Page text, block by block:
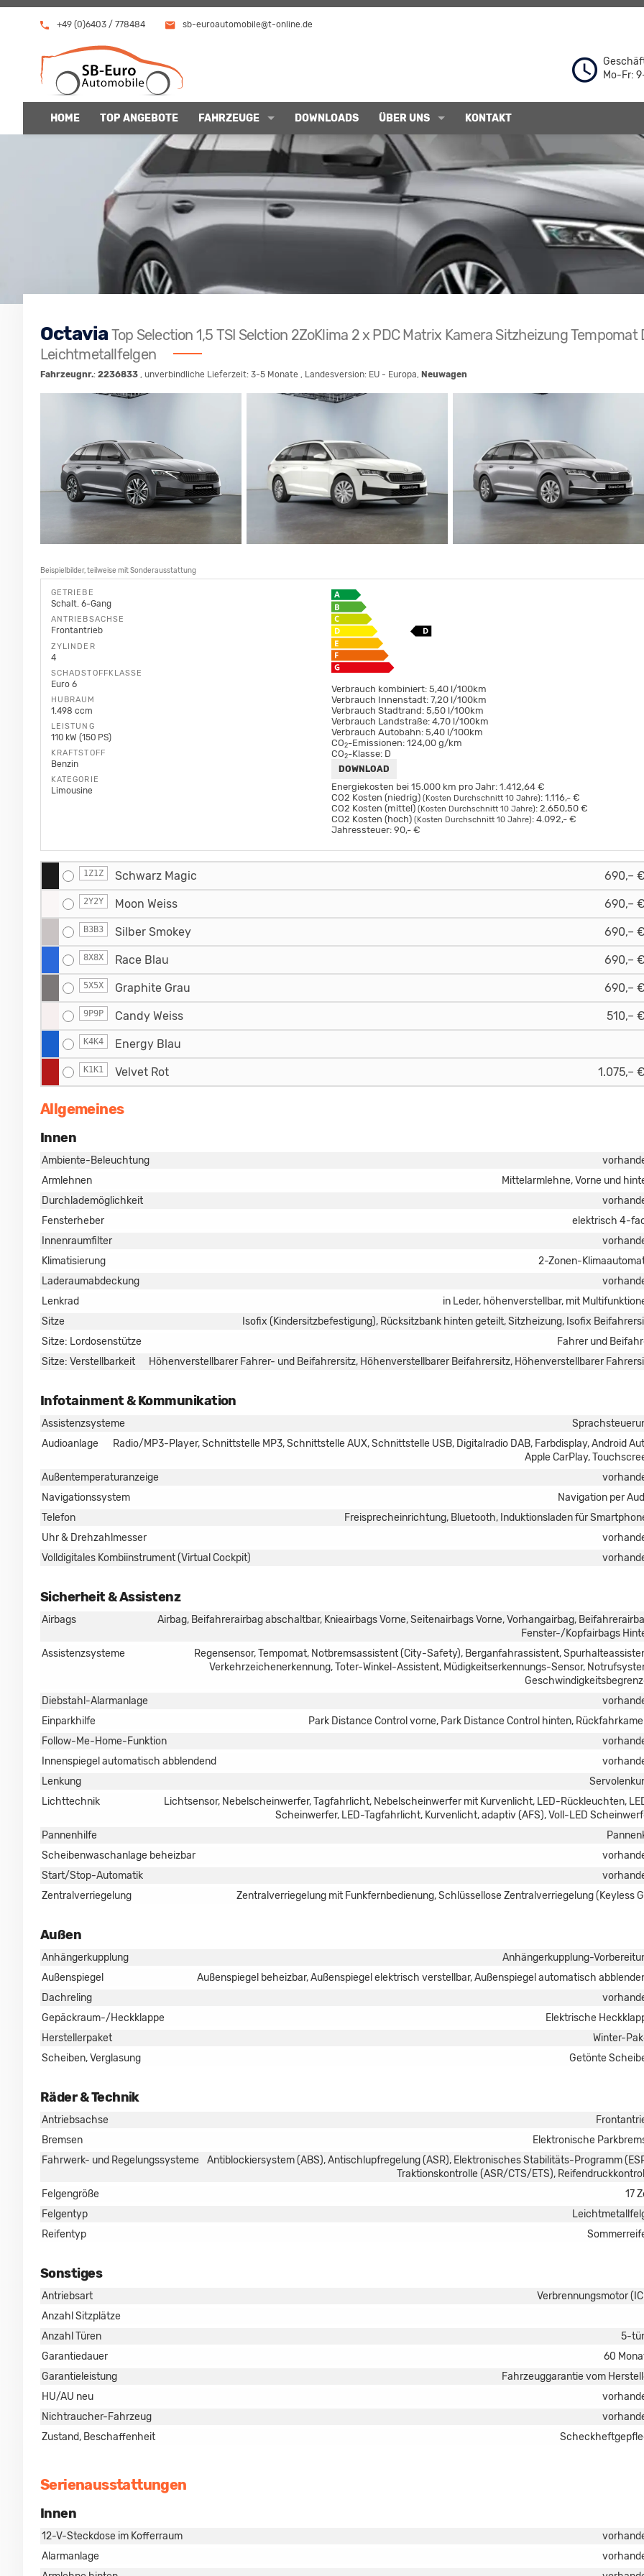
+49 (0)6403 / 778484 sb-euroautomobile@t-online.de
Mo-Fr:
HOME TOP ANGEBOTE FAHRZEUGE DOWNLOADS ÜBER UNS KONTAKT
Octavia Top Selection 1,5 TSI Selction 2ZoKlima 2 x PDC Matrix Kamera Sitzheizung
Leichtmetallfelgen
Fahrzeugnr.: 2236833 , unverbindliche Lieferzeit: 3-5 Monate , Landesversion: EU - Europa, Neuwagen
Beispielbilder, teilweise mit Sonderausstattung
GETRIEBE
Schalt. 6-Gang
ANTRIEBSACHSE
Frontantrieb
ZYLINDER
4
SCHADSTOFFKLASSE
Euro 6
HUBRAUM
1.498 ccm
LEISTUNG
110 kW (150 PS)
KRAFTSTOFF
Benzin
KATEGORIE
Limousine
Verbrauch kombiniert: 5,40 l/100km
Verbrauch Innenstadt: 7,20 l/100km
Verbrauch Stadtrand: 5,50 l/100km
Verbrauch Landstraße: 4,70 l/100km
Verbrauch Autobahn: 5,40 l/100km
CO2-Emissionen: 124,00 g/km
CO2-Klasse: D
DOWNLOAD
Energiekosten bei 15.000 km pro Jahr: 1.412,64 €
CO2 Kosten (niedrig) (Kosten Durchschnitt 10 Jahre): 1.116,- €
CO2 Kosten (mittel) (Kosten Durchschnitt 10 Jahre): 2.650,50 €
CO2 Kosten (hoch) (Kosten Durchschnitt 10 Jahre): 4.092,- €
Jahressteuer: 90,- €
1Z1Z Schwarz Magic 690,– €
2Y2Y Moon Weiss 690,– €
B3B3 Silber Smokey 690,– €
8X8X Race Blau 690,– €
5X5X Graphite Grau 690,– €
9P9P Candy Weiss 510,– €
K4K4 Energy Blau
K1K1 Velvet Rot 1.075,– €
Allgemeines
Innen
Ambiente-Beleuchtung
Armlehnen
Mittelarmlehne, Vorne und
Durchlademöglichkeit
Fensterheber
elektrisch 4-
Innenraumfilter
Klimatisierung
2-Zonen-
Laderaumabdeckung
Lenkrad
in Leder, höhenverstellbar, mit
Sitze
Isofix (Kindersitzbefestigung), Rücksitzbank hinten geteilt, Sitzheizung, Isofix
Sitze: Lordosenstütze
Fahrer und
Sitze: Verstellbarkeit
Höhenverstellbarer Fahrer- und Beifahrersitz, Höhenverstellbarer Beifahrersitz, Höhenverstellbarer
Infotainment & Kommunikation
Assistenzsysteme
Audioanlage
Radio/MP3-Player, Schnittstelle MP3, Schnittstelle AUX, Schnittstelle USB, Digitalradio DAB, Farbdisplay, Android
Apple CarPlay,
Außentemperaturanzeige
Navigationssystem
Navigation per
Telefon
Freisprecheinrichtung, Bluetooth, Induktionsladen für
Uhr & Drehzahlmesser
Volldigitales Kombiinstrument (Virtual Cockpit)
Sicherheit & Assistenz
Airbags
Airbag, Beifahrerairbag abschaltbar, Knieairbags Vorne, Seitenairbags Vorne, Vorhangairbag,
Fenster-/Kopfairbags
Assistenzsysteme
Regensensor, Tempomat, Notbremsassistent (City-Safety), Berganfahrassistent,
Verkehrzeichenerkennung, Toter-Winkel-Assistent, Müdigkeitserkennungs-Sensor,
Diebstahl-Alarmanlage
Einparkhilfe
Park Distance Control vorne, Park Distance Control hinten,
Follow-Me-Home-Funktion
Innenspiegel automatisch abblendend
Lenkung
Lichttechnik
Lichtsensor, Nebelscheinwerfer, Tagfahrlicht, Nebelscheinwerfer mit Kurvenlicht, LED-Rückleuchten,
Scheinwerfer, LED-Tagfahrlicht, Kurvenlicht, adaptiv (AFS), Voll-LED
Pannenhilfe
Scheibenwaschanlage beheizbar
Start/Stop-Automatik
Zentralverriegelung
Zentralverriegelung mit Funkfernbedienung, Schlüssellose Zentralverriegelung (Keyless
Außen
Anhängerkupplung
Anhängerkupplung-
Außenspiegel
Außenspiegel beheizbar, Außenspiegel elektrisch verstellbar, Außenspiegel automatisch
Dachreling
Gepäckraum-/Heckklappe
Elektrische
Herstellerpaket
Winter-
Scheiben, Verglasung
Getönte
Räder & Technik
Antriebsachse
Bremsen
Elektronische
Fahrwerk- und Regelungssysteme
Antiblockiersystem (ABS), Antischlupfregelung (ASR), Elektronisches Stabilitäts-Programm
Traktionskontrolle (ASR/CTS/ETS),
Felgengröße
17
Felgentyp
Reifentyp
Sonstiges
Antriebsart
Verbrennungsmotor
Anzahl Sitzplätze
Anzahl Türen
5-
Garantiedauer
60
Garantieleistung
Fahrzeuggarantie vom
HU/AU neu
Nichtraucher-Fahrzeug
Zustand, Beschaffenheit
Serienausstattungen
Innen
12-V-Steckdose im Kofferraum
Alarmanlage